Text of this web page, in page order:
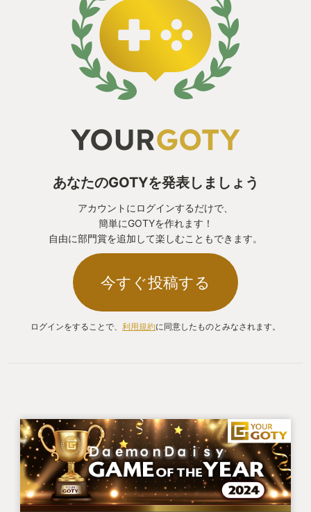
ど、ロールプレイをしようと思えば喋るネタが尽き
ないしその時間的猶予もある。配信者さんのコラボ
企画に良いのではなかろうか。
私はお一人様専門なので、あらゆる難易度設定を
荒野の砂利に鼻先を突っ込んだりするのを見て妄想
を膨らましている。大人のお人形遊び、いわゆる
「ブンドド」の電子版として優秀だ。格好良い撃破
シーンをもっと見られたら良いのだが。
🤖🤖🤖忠実さ故の制約、そして新たな出会い🤖🤖🤖
BattleTechの既存の世界観に忠実に基づいているた
め、ストーリーでは世界の歴史を変えてしまうよう
な大イベントは発生しない。キャンペーンモードに
おいてプレーヤーが演じるのは、殺された父の仇討
のに限られる。私の最推しメックであるMadCatは、
本作の舞台となる時代にはまだ存在しておらず、故
にいとしいしととの20年越しの再会は叶わなかっ
た。しかし、ヤケ酒しながら燻る私を本作は放って
おかなかった。
あなたのGOTYを発表しましょう
アカウントにログインするだけで、
簡単にGOTYを作れます！
自由に部門賞を追加して楽しむこともできます。
今すぐ投稿する
ログインをすることで、 利用規約に同意したものとみなされます。